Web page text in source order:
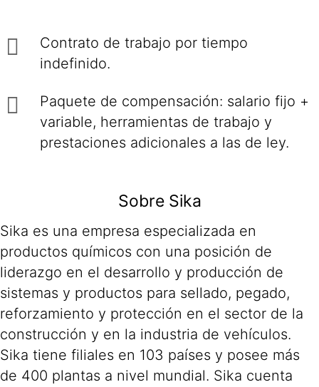
Contrato de trabajo por tiempo
indefinido.
Paquete de compensación: salario fijo +
variable, herramientas de trabajo y
prestaciones adicionales a las de ley.
Sobre Sika
Sika es una empresa especializada en
productos químicos con una posición de
liderazgo en el desarrollo y producción de
sistemas y productos para sellado, pegado,
reforzamiento y protección en el sector de la
construcción y en la industria de vehículos.
Sika tiene filiales en 103 países y posee más
de 400 plantas a nivel mundial. Sika cuenta